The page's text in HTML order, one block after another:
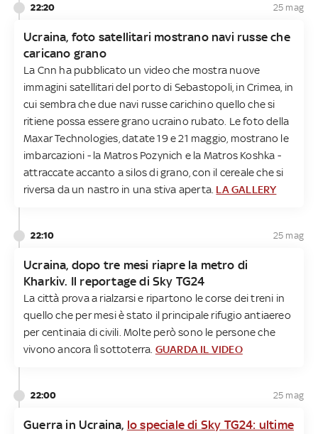
22:20 25 mag
Ucraina, foto satellitari mostrano navi russe che
caricano grano
La Cnn ha pubblicato un video che mostra nuove
immagini satellitari del porto di Sebastopoli, in Crimea, in
cui sembra che due navi russe carichino quello che si
ritiene possa essere grano ucraino rubato. Le foto della
Maxar Technologies, datate 19 e 21 maggio, mostrano le
imbarcazioni - la Matros Pozynich e la Matros Koshka -
attraccate accanto a silos di grano, con il cereale che si
riversa da un nastro in una stiva aperta. LA GALLERY
22:10 25 mag
Ucraina, dopo tre mesi riapre la metro di
Kharkiv. Il reportage di Sky TG24
La città prova a rialzarsi e ripartono le corse dei treni in
quello che per mesi è stato il principale rifugio antiaereo
per centinaia di civili. Molte però sono le persone che
vivono ancora lì sottoterra. GUARDA IL VIDEO
22:00 25 mag
Guerra in Ucraina, lo speciale di Sky TG24: ultime